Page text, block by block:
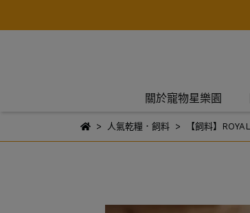
關於寵物星樂園
人氣乾糧．飼料 【飼料】